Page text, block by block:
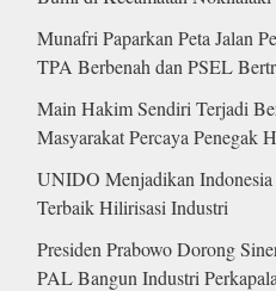
Munafri Paparkan Peta Jalan
TPA Berbenah dan PSEL
Main Hakim Sendiri Terjadi
Masyarakat Percaya Penegak
UNIDO Menjadikan
Terbaik Hilirisasi Industri
Presiden Prabowo Dorong
PAL Bangun Industri